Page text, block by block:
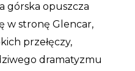
górska opuszcza
w stronę Glencar,
przełęczy,
dramatyzmu